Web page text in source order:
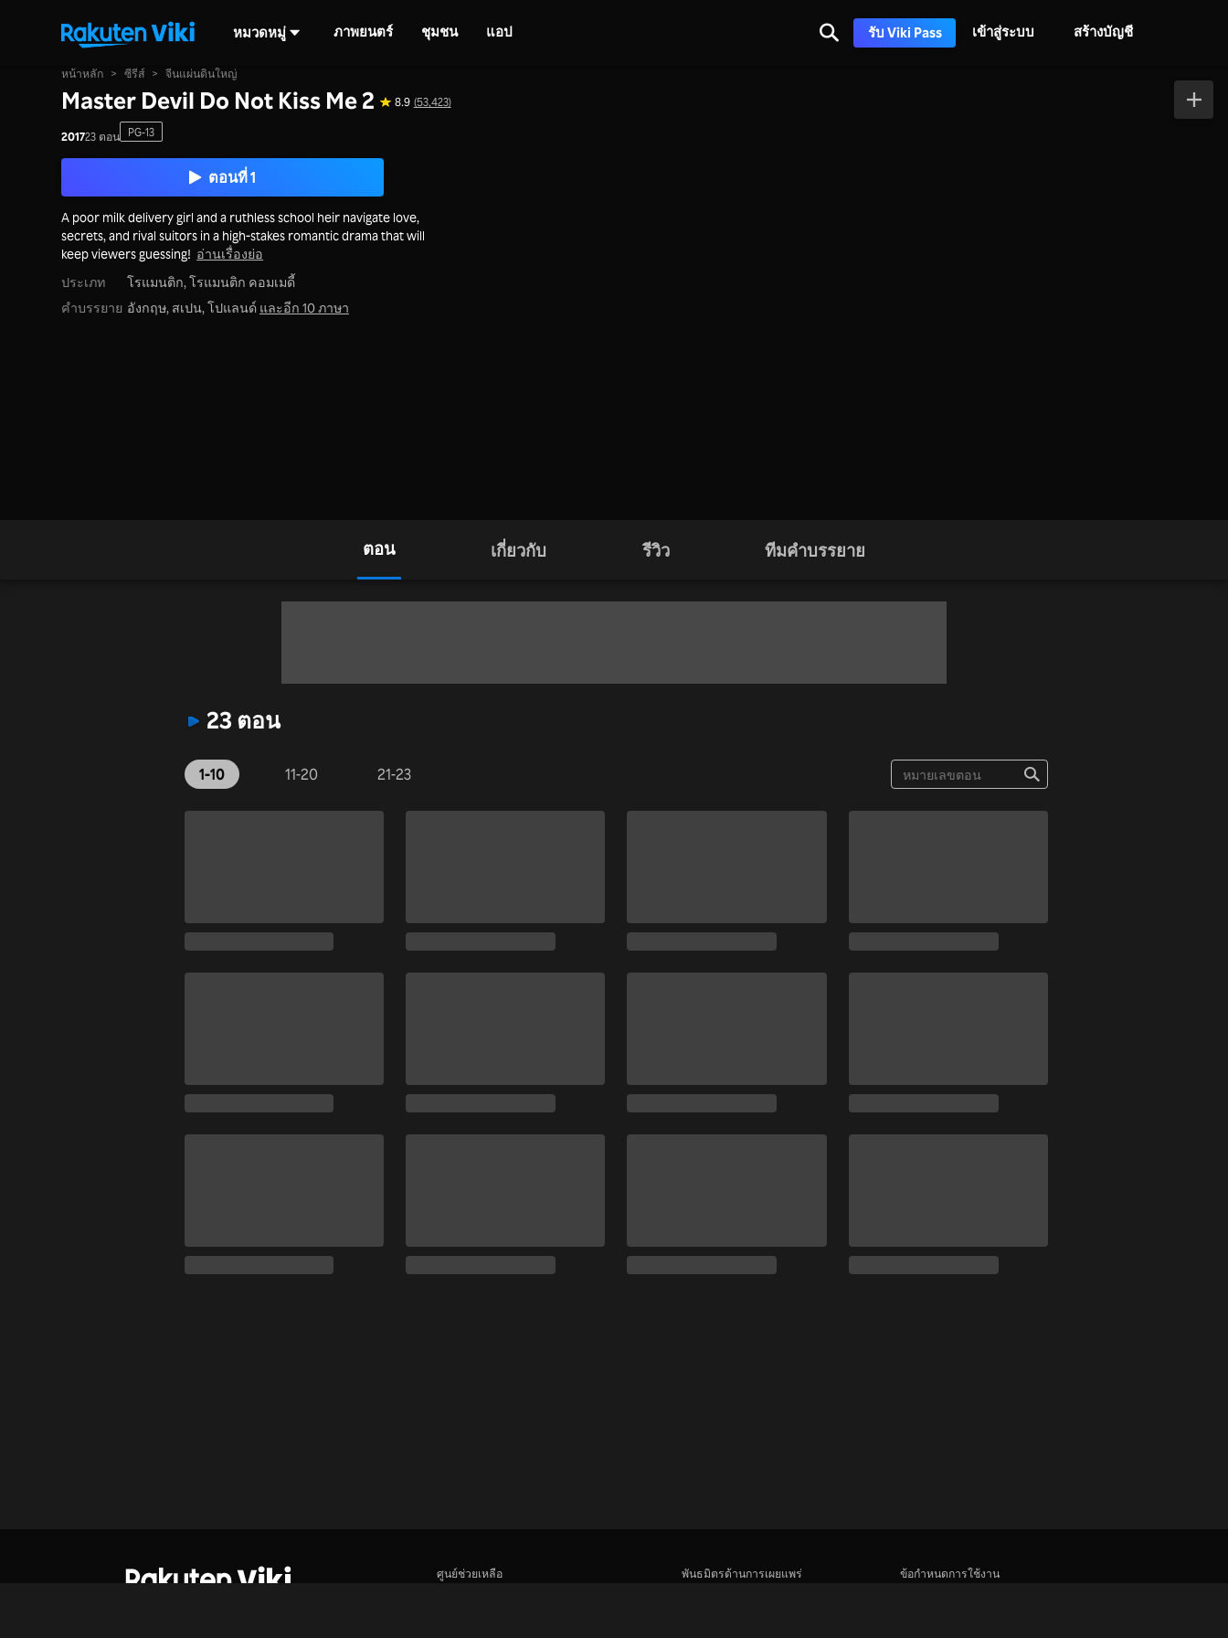
หมวดหมู่ ภาพยนตร์ ชุมชน แอป รับ Viki Pass เข้าสู่ระบบ สร้างบัญชี
หน้าหลัก > ซีรีส์ > จีนแผ่นดินใหญ่
Master Devil Do Not Kiss Me 2 8.9 (53,423)
201723 ตอน PG-13
ตอนที่ 1
A poor milk delivery girl and a ruthless school heir navigate love,
secrets, and rival suitors in a high-stakes romantic drama that will
keep viewers guessing! อ่านเรื่องย่อ
ประเภท
โรแมนติก, โรแมนติก คอมเมดี้
คำบรรยาย อังกฤษ, สเปน, โปแลนด์ และอีก 10 ภาษา
ตอน เกี่ยวกับ รีวิว ทีมคำบรรยาย
23 ตอน
1-10 11-20 21-23
ศูนย์ช่วยเหลือ
พันธมิตรด้านการเผยแพร่
ข้อกำหนดการใช้งาน